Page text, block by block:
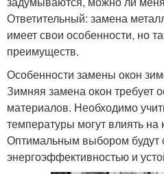
Ответительный: замена
имеет свои особенности, но
преимуществ.
Особенности замены окон
Зимняя замена окон требует
материалов. Необходимо
температуры могут влиять на
Оптимальным выбором будут
энергоэффективностью и